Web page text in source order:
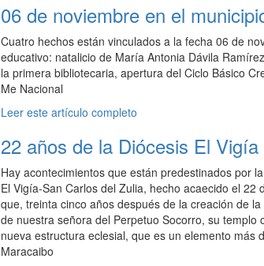
06 de noviembre en el
Cuatro hechos están vinculados a la fecha 06 de
educativo: natalicio de María Antonia Dávila
la primera bibliotecaria, apertura del Ciclo Básico
Me Nacional
Leer este artículo completo
22 años de la Diócesis El
Hay acontecimientos que están predestinados por
El Vigía-San Carlos del Zulia, hecho acaecido el
que, treinta cinco años después de la creación de
de nuestra señora del Perpetuo Socorro, su templo
nueva estructura eclesial, que es un elemento más
Maracaibo